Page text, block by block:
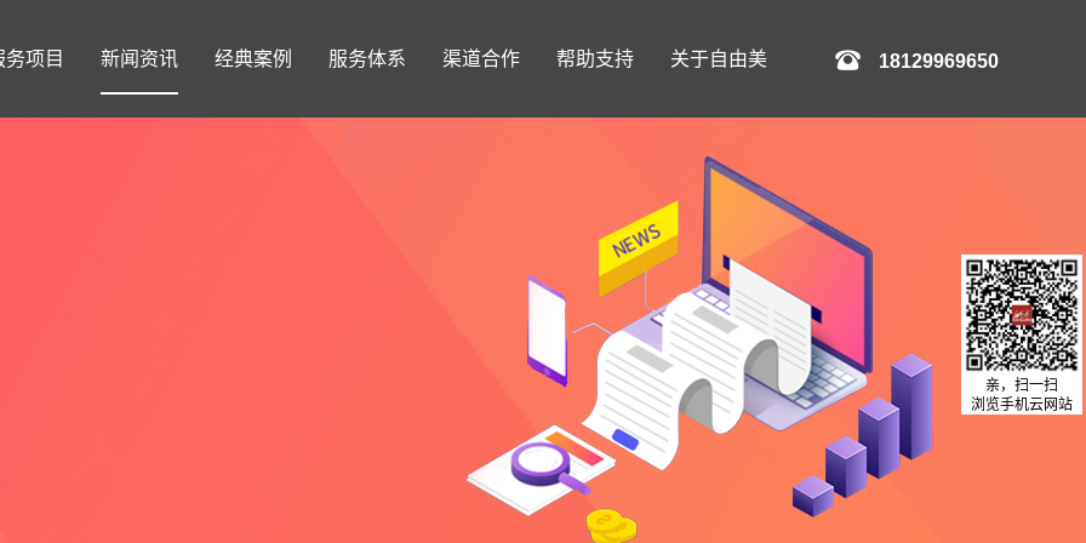
务项目 新闻资讯 经典案例 服务体系 渠道合作 帮助支持 关于自由美 18129969650
亲，扫一扫
浏览手机云网站